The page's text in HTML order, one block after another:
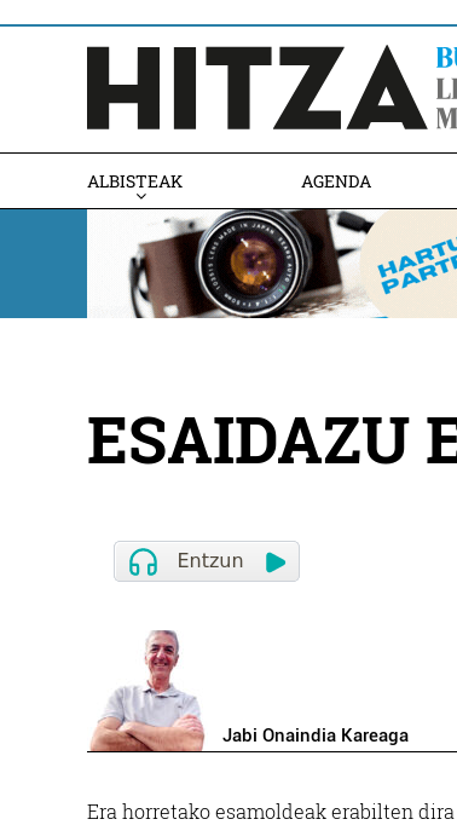
ALBISTEAK AGENDA
ESAIDAZU
Jabi Onaindia Kareaga
Era horretako esamoldeak erabilten